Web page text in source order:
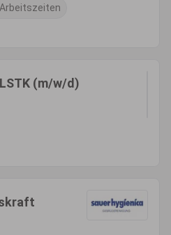
Arbeitszeiten
(m/w/d)